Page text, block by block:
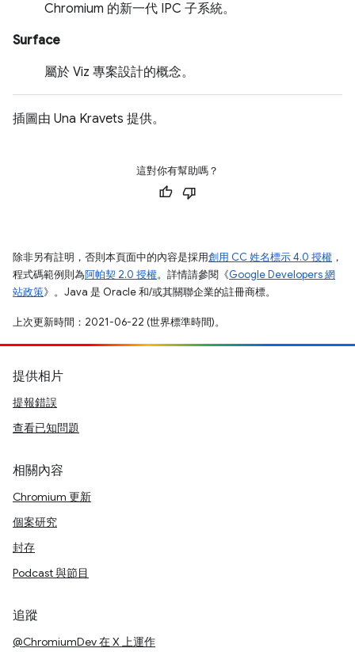
Chromium 的新一代 IPC 子系統。
Surface
屬於 Viz 專案設計的概念。
插圖由 Una Kravets 提供。
這對你有幫助嗎？
除非另有註明，否則本頁面中的內容是採用創用 CC 姓名標示 4.0 授權 ，
程式碼範例則為阿帕契 2.0 授權。詳情請參閱《Google Developers 網
站政策》。Java 是 Oracle 和/或其關聯企業的註冊商標。
上次更新時間：2021-06-22 (世界標準時間)。
提供相片
提報錯誤
查看已知問題
相關內容
Chromium 更新
個案研究
封存
Podcast 與節目
追蹤
@ChromiumDev 在 X 上運作